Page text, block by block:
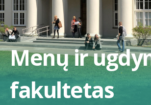
Menų ir
fakultetas